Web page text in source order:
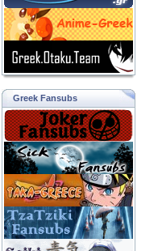
Greek Fansubs